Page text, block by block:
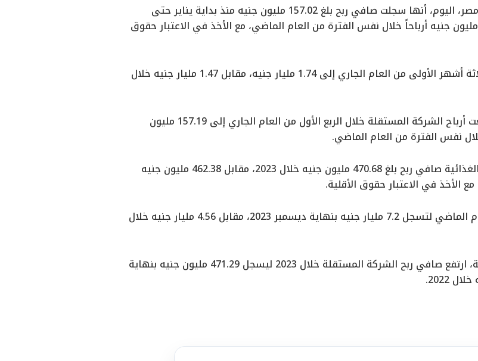
وأوضحت الشركة في بيان لبورصة مصر، اليوم، أنها سجلت صافي ربح بلغ 157.02 مليون جنيه منذ بداية يناير حتى
نهاية مارس 2024، مقابل 115.16 مليون جنيه أرباحاً خلال نفس الفترة من العام الماضي، مع الأخذ في الاعتبار حقوق
وارتفعت مبيعات الشركة خلال الثلاثة أشهر الأولى من العام الجاري إلى 1.74 مليار جنيه، مقابل 1.47 مليار جنيه خلال
وبشأن القوائم غير المجمعة، ارتفعت أرباح الشركة المستقلة خلال الربع الأول من العام الجاري إلى 157.19 مليون
وحققت شركة عبور لاند للصناعات الغذائية صافي ربح بلغ 470.68 مليون جنيه خلال 2023، مقابل 462.38 مليون جنيه
وارتفعت مبيعات الشركة خلال العام الماضي لتسجل 7.2 مليار جنيه بنهاية ديسمبر 2023، مقابل 4.56 مليار جنيه خلال
وبِشأن القوائم المالية غير المجمعة، ارتفع صافي ربح الشركة المستقلة خلال 2023 ليسجل 471.29 مليون جنيه بنهاية